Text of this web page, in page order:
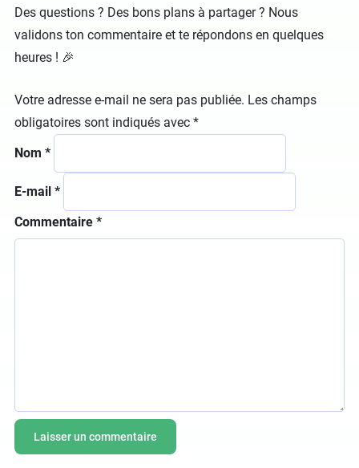
Des questions ? Des bons plans à partager ? Nous
validons ton commentaire et te répondons en quelques
heures ! 🎉
Votre adresse e-mail ne sera pas publiée. Les champs
obligatoires sont indiqués avec *
Commentaire *
Nom *
E-mail *